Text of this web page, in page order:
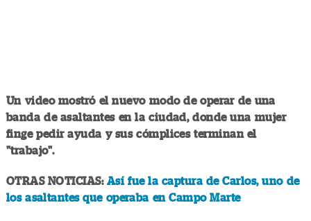
Un video mostró el nuevo modo de operar de una
banda de asaltantes en la ciudad, donde una mujer
finge pedir ayuda y sus cómplices terminan el
"trabajo".
OTRAS NOTICIAS:Así fue la captura de Carlos, uno de
los asaltantes que operaba en Campo Marte